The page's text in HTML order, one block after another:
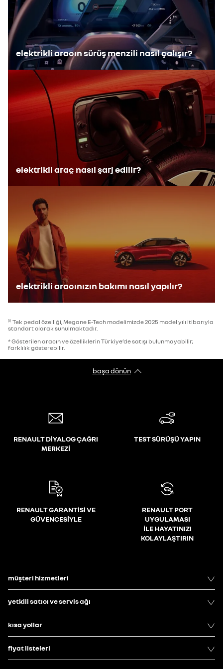
elektrikli aracın sürüş menzili nasıl çalışır?
elektrikli araç nasıl şarj edilir?
elektrikli aracınızın bakımı nasıl yapılır?
(1) Tek pedal özelliği, Megane E-Tech modelimizde 2025 model yılı itibarıyla
standart olarak sunulmaktadır.
* Gösterilen aracın ve özelliklerin Türkiye’de satışı bulunmayabilir;
farklılık gösterebilir.
başa dönün
RENAULT DİYALOG ÇAĞRI
MERKEZİ
TEST SÜRÜŞÜ YAPIN
RENAULT GARANTİSİ VE
GÜVENCESİYLE
RENAULT PORT
UYGULAMASI
İLE HAYATINIZI
KOLAYLAŞTIRIN
müşteri hizmetleri
yetkili satıcı ve servis ağı
kısa yollar
fiyat listeleri